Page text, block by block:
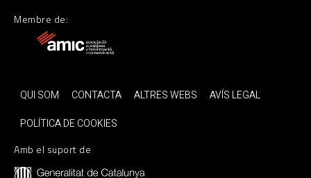
Membre de:
QUI SOM CONTACTA ALTRES WEBS
AVÍS LEGAL
POLÍTICA DE COOKIES
Amb el suport de